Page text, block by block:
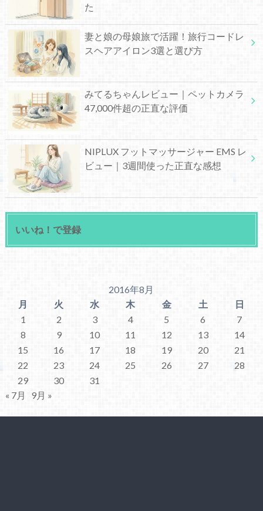
た
妻と娘の母娘旅で活躍！旅行コードレ
スヘアアイロン3選と選び方
みてるちゃんレビュー｜ペットカメラ
47,000件超の正直な評価
NIPLUX フットマッサージャー EMS レ
ビュー｜3週間使った正直な感想
いいね！で登録
2016年8月
月
火 水 木 金 土
日
1
2 3 4 5 6
7
8
9 10 11 12 13
14
15
16 17 18 19 20
21
22
23 24 25 26 27
28
29
30
31
« 7月
9月 »